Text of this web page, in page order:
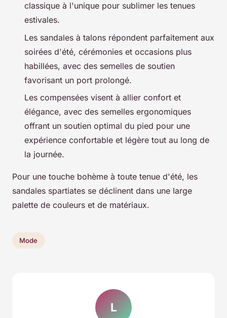
classique à l'unique pour sublimer les tenues
estivales.
Les sandales à talons répondent parfaitement aux
soirées d'été, cérémonies et occasions plus
habillées, avec des semelles de soutien
favorisant un port prolongé.
Les compensées visent à allier confort et
élégance, avec des semelles ergonomiques
offrant un soutien optimal du pied pour une
expérience confortable et légère tout au long de
la journée.
Pour une touche bohème à toute tenue d'été, les
sandales spartiates se déclinent dans une large
palette de couleurs et de matériaux.
Mode
L